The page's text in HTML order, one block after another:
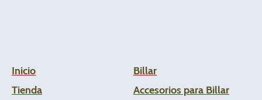
Inicio
Tienda
Billar
Accesorios para Billar